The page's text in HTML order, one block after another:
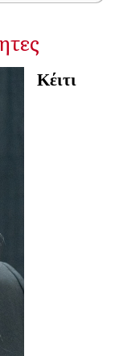
Κέιτι